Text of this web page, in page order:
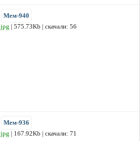
Мем-940
jpg | 575.73Kb | скачали: 56
Мем-936
jpg | 167.92Kb | скачали: 71